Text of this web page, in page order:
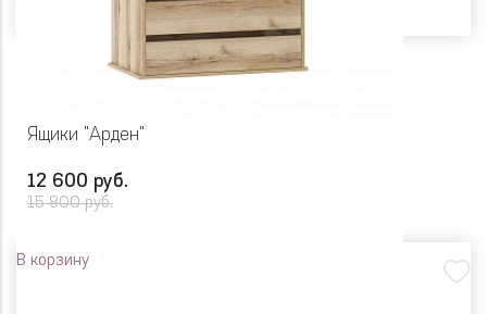
Ящики "Арден"
12 600 руб.
15 800 руб.
В корзину